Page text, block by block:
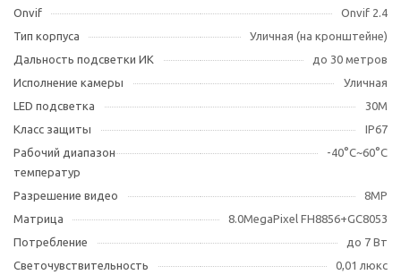
Оnvif
Onvif 2.4
Тип корпуса
Уличная (на кронштейне)
Дальность подсветки ИК
до 30 метров
Исполнение камеры
Уличная
LED подсветка
30М
Класс защиты
IP67
Рабочий диапазон
температур
-40°С~60°С
Разрешение видео
8MP
Матрица
8.0MegaPixel FH8856+GC8053
Потребление
до 7 Вт
Светочувствительность
0,01 люкс